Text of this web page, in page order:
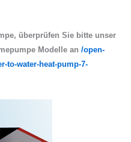
überprüfen Sie bitte unser
Modelle an /open-
to-water-heat-pump-7-